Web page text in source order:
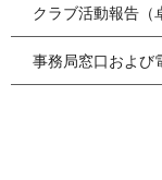
クラブ活動報告（
事務局窓口および